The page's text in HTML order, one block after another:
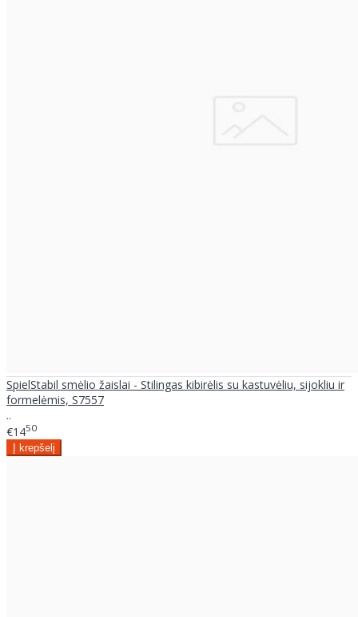
SpielStabil smėlio žaislai - Stilingas kibirėlis su kastuvėliu, sijokliu ir
formelėmis, S7557
..
€1450